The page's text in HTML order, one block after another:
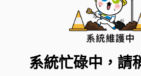
系統忙碌中，請